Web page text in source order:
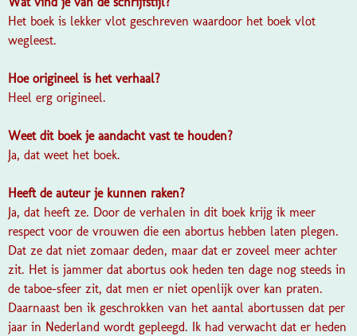
Het boek is lekker vlot geschreven waardoor het boek vlot
wegleest.
Hoe origineel is het verhaal?
Heel erg origineel.
Weet dit boek je aandacht vast te houden?
Ja, dat weet het boek.
Heeft de auteur je kunnen raken?
Ja, dat heeft ze. Door de verhalen in dit boek krijg ik meer
respect voor de vrouwen die een abortus hebben laten plegen.
Dat ze dat niet zomaar deden, maar dat er zoveel meer achter
zit. Het is jammer dat abortus ook heden ten dage nog steeds in
de taboe-sfeer zit, dat men er niet openlijk over kan praten.
Daarnaast ben ik geschrokken van het aantal abortussen dat per
jaar in Nederland wordt gepleegd. Ik had verwacht dat er heden